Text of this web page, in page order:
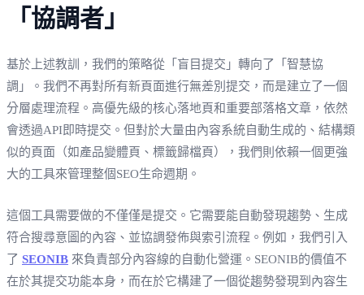
「協調者」
基於上述教訓，我們的策略從「盲目提交」轉向了「智慧協
調」。我們不再對所有新頁面進行無差別提交，而是建立了一個
分層處理流程。高優先級的核心落地頁和重要部落格文章，依然
會透過API即時提交。但對於大量由內容系統自動生成的、結構類
似的頁面（如產品變體頁、標籤歸檔頁），我們則依賴一個更強
大的工具來管理整個SEO生命週期。
這個工具需要做的不僅僅是提交。它需要能自動發現趨勢、生成
符合搜尋意圖的內容、並協調發佈與索引流程。例如，我們引入
了 SEONIB 來負責部分內容線的自動化營運。SEONIB的價值不
在於其提交功能本身，而在於它構建了一個從趨勢發現到內容生